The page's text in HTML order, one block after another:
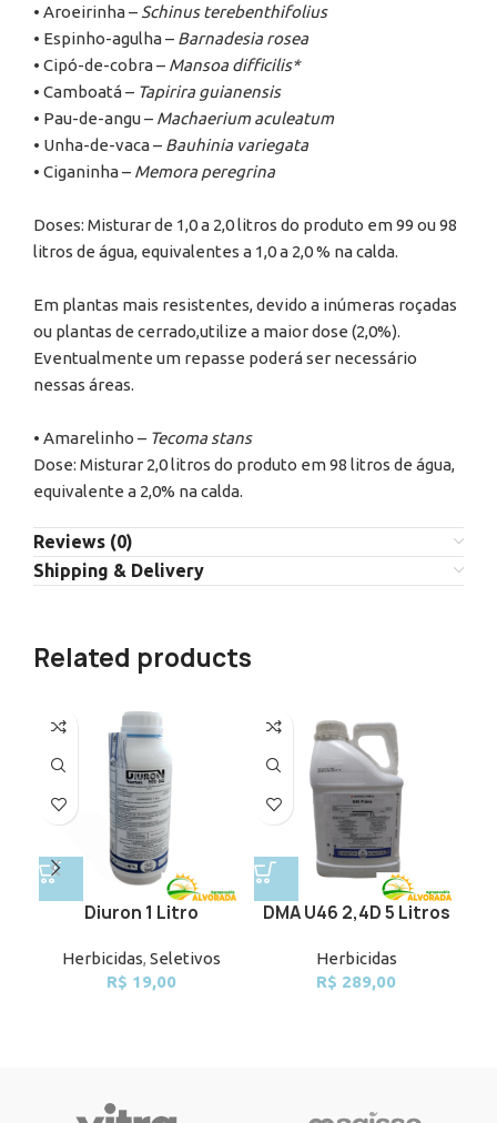
• Aroeirinha – Schinus terebenthifolius
• Espinho-agulha – Barnadesia rosea
• Cipó-de-cobra – Mansoa difficilis*
• Camboatá – Tapirira guianensis
• Pau-de-angu – Machaerium aculeatum
• Unha-de-vaca – Bauhinia variegata
• Ciganinha – Memora peregrina
Doses: Misturar de 1,0 a 2,0 litros do produto em 99 ou 98
litros de água, equivalentes a 1,0 a 2,0 % na calda.
Em plantas mais resistentes, devido a inúmeras roçadas
ou plantas de cerrado,utilize a maior dose (2,0%).
Eventualmente um repasse poderá ser necessário
nessas áreas.
• Amarelinho – Tecoma stans
Dose: Misturar 2,0 litros do produto em 98 litros de água,
equivalente a 2,0% na calda.
Reviews (0)
Shipping & Delivery
Related products
Diuron 1 Litro
Herbicidas, Seletivos
R$ 19,00
DMA U46 2,4D 5 Litros
Herbicidas
R$ 289,00